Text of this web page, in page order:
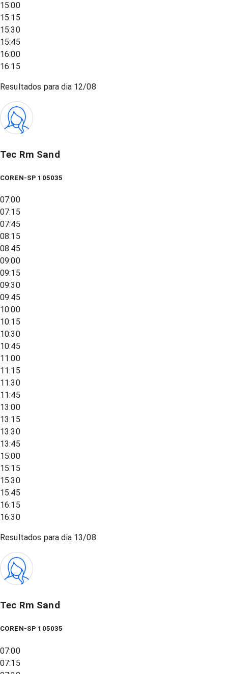
15:00
15:15
15:30
15:45
16:00
16:15
Resultados para dia 12/08
Tec Rm Sand
COREN-SP 105035
07:00
07:15
07:45
08:15
08:45
09:00
09:15
09:30
09:45
10:00
10:15
10:30
10:45
11:00
11:15
11:30
11:45
13:00
13:15
13:30
13:45
15:00
15:15
15:30
15:45
16:15
16:30
Resultados para dia 13/08
Tec Rm Sand
COREN-SP 105035
07:00
07:15